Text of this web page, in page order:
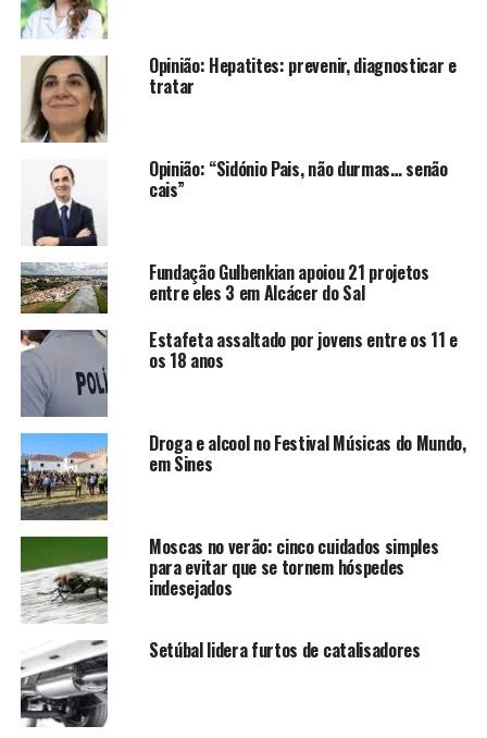
Opinião: Hepatites: prevenir, diagnosticar e
tratar
Opinião: “Sidónio Pais, não durmas… senão
cais”
Fundação Gulbenkian apoiou 21 projetos
entre eles 3 em Alcácer do Sal
Estafeta assaltado por jovens entre os 11 e
os 18 anos
Droga e alcool no Festival Músicas do Mundo,
em Sines
Moscas no verão: cinco cuidados simples
para evitar que se tornem hóspedes
indesejados
Setúbal lidera furtos de catalisadores